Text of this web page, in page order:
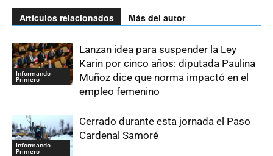
Artículos relacionados Más del autor
Informando
Primero
Lanzan idea para suspender la Ley
Karin por cinco años: diputada Paulina
Muñoz dice que norma impactó en el
empleo femenino
Informando
Primero
Cerrado durante esta jornada el Paso
Cardenal Samoré